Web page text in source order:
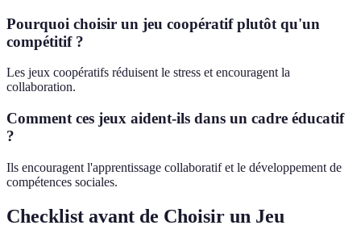
Pourquoi choisir un jeu coopératif plutôt qu'un
compétitif ?
Les jeux coopératifs réduisent le stress et encouragent la
collaboration.
Comment ces jeux aident-ils dans un cadre éducatif
?
Ils encouragent l'apprentissage collaboratif et le développement de
compétences sociales.
Checklist avant de Choisir un Jeu